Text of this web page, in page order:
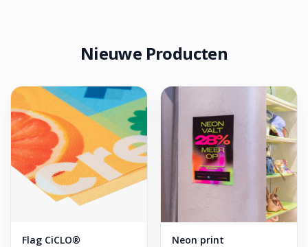
Nieuwe Producten
Flag CiCLO®
Neon print